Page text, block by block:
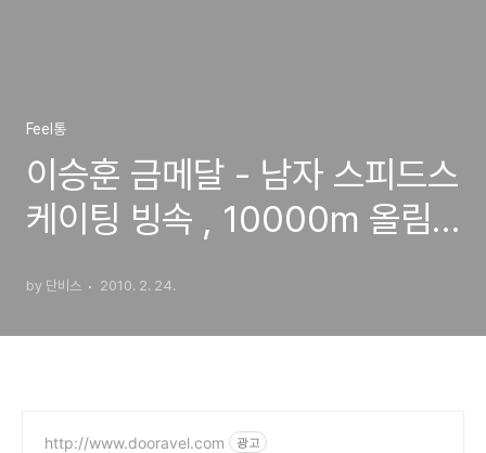
Feel통
이승훈 금메달 - 남자 스피드스
케이팅 빙속 , 10000m 올림
by 단비스 2010. 2. 24.
http://www.dooravel.com 광고